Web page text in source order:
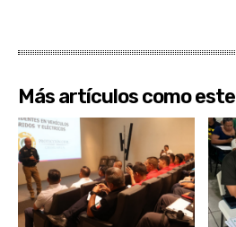
Más artículos como este